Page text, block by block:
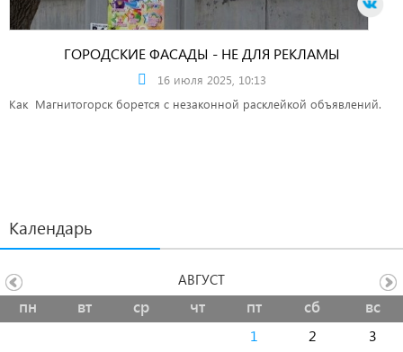
ГОРОДСКИЕ ФАСАДЫ - НЕ ДЛЯ РЕКЛАМЫ
16 июля 2025, 10:13
Как Магнитогорск борется с незаконной расклейкой объявлений.
Календарь
пн вт ср чт пт сб вс
1 2
3
АВГУСТ